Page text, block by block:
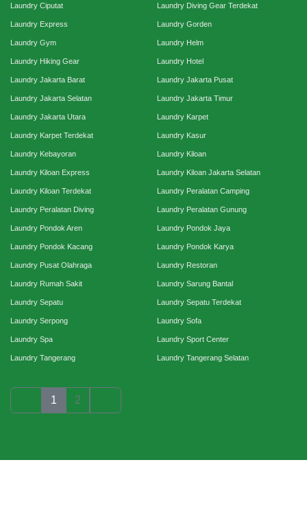
Laundry Ciputat Laundry Diving Gear Terdekat
Laundry Express Laundry Gorden
Laundry Gym Laundry Helm
Laundry Hiking Gear Laundry Hotel
Laundry Jakarta Barat Laundry Jakarta Pusat
Laundry Jakarta Selatan Laundry Jakarta Timur
Laundry Jakarta Utara Laundry Karpet
Laundry Karpet Terdekat Laundry Kasur
Laundry Kebayoran Laundry Kiloan
Laundry Kiloan Express Laundry Kiloan Jakarta Selatan
Laundry Kiloan Terdekat Laundry Peralatan Camping
Laundry Peralatan Diving Laundry Peralatan Gunung
Laundry Pondok Aren Laundry Pondok Jaya
Laundry Pondok Kacang Laundry Pondok Karya
Laundry Pusat Olahraga Laundry Restoran
Laundry Rumah Sakit Laundry Sarung Bantal
Laundry Sepatu Laundry Sepatu Terdekat
Laundry Serpong Laundry Sofa
Laundry Spa Laundry Sport Center
Laundry Tangerang Laundry Tangerang Selatan
1 2